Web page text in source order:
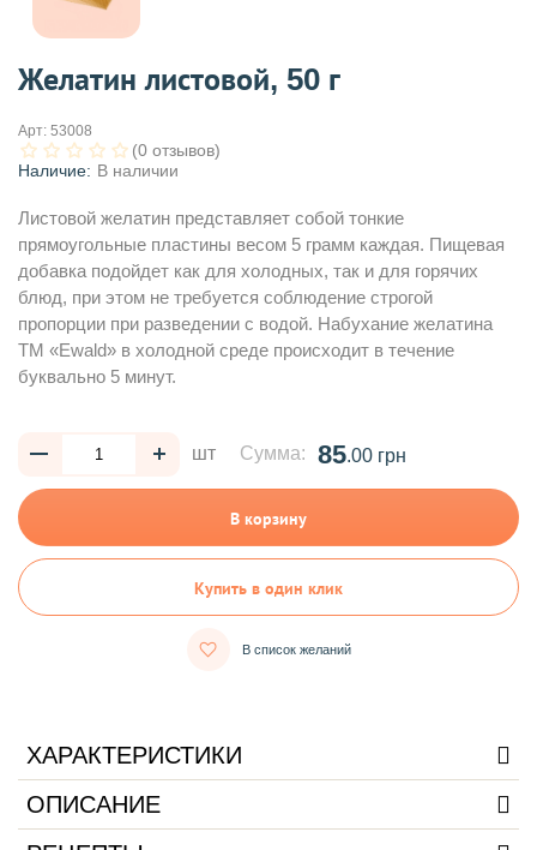
Желатин листовой, 50 г
Арт: 53008
(0 отзывов)
Наличие: В наличии
Листовой желатин представляет собой тонкие
прямоугольные пластины весом 5 грамм каждая. Пищевая
добавка подойдет как для холодных, так и для горячих
блюд, при этом не требуется соблюдение строгой
пропорции при разведении с водой. Набухание желатина
ТМ «Ewald» в холодной среде происходит в течение
буквально 5 минут.
шт Сумма: 85.00 грн
В корзину
Купить в один клик
В список желаний
ХАРАКТЕРИСТИКИ
ОПИСАНИЕ